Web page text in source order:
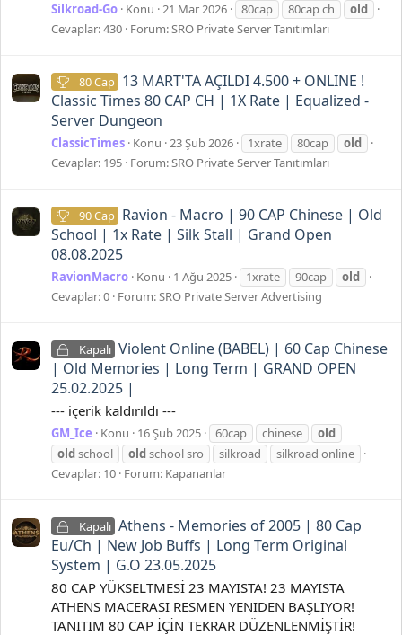
Silkroad-Go Konu 21 Mar 2026 80cap 80cap ch
old
Cevaplar: 430 Forum:SRO Private Server Tanıtımları
80 Cap 13 MART'TA AÇILDI 4.500 + ONLINE !
Classic Times 80 CAP CH | 1X Rate | Equalized -
Server Dungeon
ClassicTimes Konu 23 Şub 2026 1xrate 80cap
old
Cevaplar: 195 Forum:SRO Private Server Tanıtımları
90 Cap Ravion - Macro | 90 CAP Chinese | Old
School | 1x Rate | Silk Stall | Grand Open
08.08.2025
RavionMacro Konu 1 Ağu 2025 1xrate 90cap
old
Cevaplar: 0 Forum:SRO Private Server Advertising
Kapalı Violent Online (BABEL) | 60 Cap Chinese
| Old Memories | Long Term | GRAND OPEN
25.02.2025 |
--- içerik kaldırıldı ---
GM_Ice Konu 16 Şub 2025 60cap chinese
old
oldschool oldschool sro silkroad
silkroad online
Cevaplar: 10 Forum: Kapananlar
Kapalı Athens - Memories of 2005 | 80 Cap
Eu/Ch | New Job Buffs | Long Term Original
System | G.O 23.05.2025
80 CAP YÜKSELTMESİ 23 MAYISTA! 23 MAYISTA
ATHENS MACERASI RESMEN YENIDEN BAŞLIYOR!
TANITIM 80 CAP İÇİN TEKRAR DÜZENLENMİŞTİR!